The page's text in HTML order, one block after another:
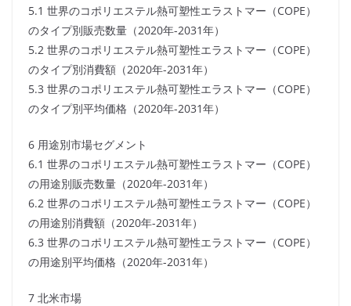
5.1 世界のコポリエステル熱可塑性エラストマー（COPE）
のタイプ別販売数量（2020年-2031年）
5.2 世界のコポリエステル熱可塑性エラストマー（COPE）
のタイプ別消費額（2020年-2031年）
5.3 世界のコポリエステル熱可塑性エラストマー（COPE）
のタイプ別平均価格（2020年-2031年）
6 用途別市場セグメント
6.1 世界のコポリエステル熱可塑性エラストマー（COPE）
の用途別販売数量（2020年-2031年）
6.2 世界のコポリエステル熱可塑性エラストマー（COPE）
の用途別消費額（2020年-2031年）
6.3 世界のコポリエステル熱可塑性エラストマー（COPE）
の用途別平均価格（2020年-2031年）
7 北米市場